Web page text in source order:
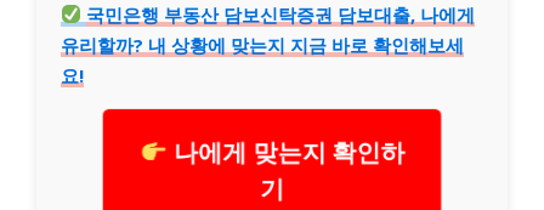
국민은행 부동산 담보신탁증권 담보대출, 나에게
유리할까? 내 상황에 맞는지 지금 바로 확인해보세
요!
나에게 맞는지 확인하
기